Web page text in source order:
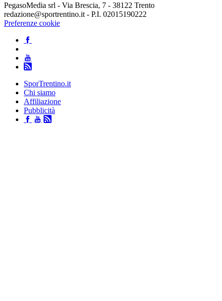
PegasoMedia srl - Via Brescia, 7 - 38122 Trento
redazione@sportrentino.it - P.I. 02015190222
Preferenze cookie
SporTrentino.it
Chi siamo
Affiliazione
Pubblicità